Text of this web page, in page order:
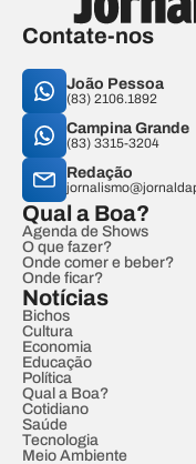
Contate-nos
João Pessoa
(83) 2106.1892
Campina Grande
(83) 3315-3204
Redação
Qual a Boa?
Agenda de Shows
O que fazer?
Onde comer e beber?
Onde ficar?
Notícias
Bichos
Cultura
Economia
Educação
Política
Qual a Boa?
Cotidiano
Saúde
Tecnologia
Meio Ambiente